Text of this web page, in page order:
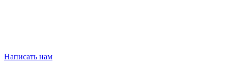
Написать нам